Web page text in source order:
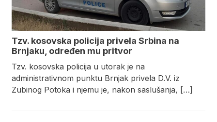
Tzv. kosovska policija privela Srbina na
Brnjaku, određen mu pritvor
Tzv. kosovska policija u utorak je na
administrativnom punktu Brnjak privela D.V. iz
Zubinog Potoka i njemu je, nakon saslušanja, […]